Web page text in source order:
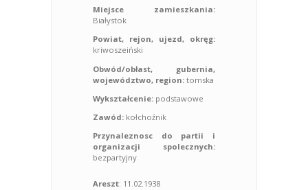
Miejsce zamieszkania:
Białystok
Powiat, rejon, ujezd, okręg:
kriwoszeiński
Obwód/obłast, gubernia,
województwo, region: tomska
Wykształcenie: podstawowe
Zawód: kołchoźnik
Przynaleznosc do partii i
organizacji spolecznych:
bezpartyjny
Areszt: 11.02.1938